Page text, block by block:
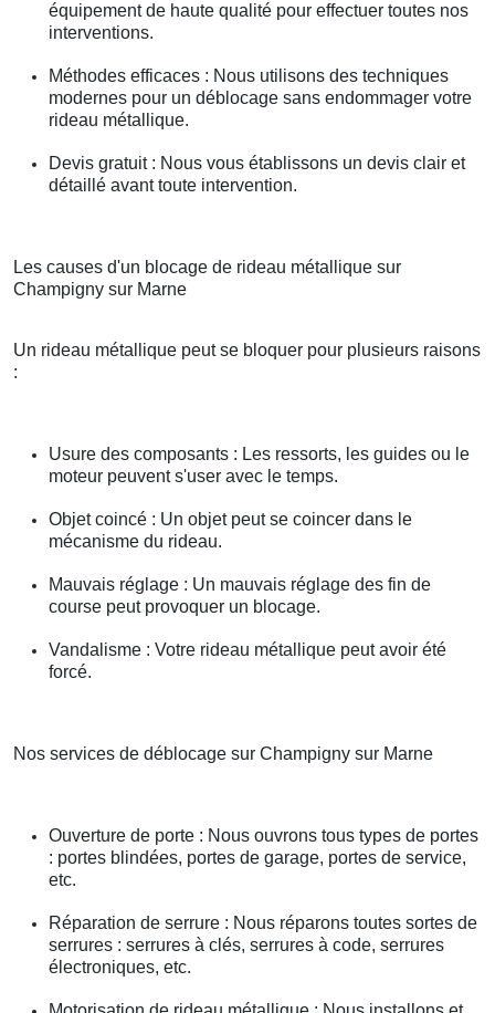
équipement de haute qualité pour effectuer toutes nos
interventions.
Méthodes efficaces : Nous utilisons des techniques
modernes pour un déblocage sans endommager votre
rideau métallique.
Devis gratuit : Nous vous établissons un devis clair et
détaillé avant toute intervention.
Les causes d'un blocage de rideau métallique sur
Champigny sur Marne
Un rideau métallique peut se bloquer pour plusieurs raisons
:
Usure des composants : Les ressorts, les guides ou le
moteur peuvent s'user avec le temps.
Objet coincé : Un objet peut se coincer dans le
mécanisme du rideau.
Mauvais réglage : Un mauvais réglage des fin de
course peut provoquer un blocage.
Vandalisme : Votre rideau métallique peut avoir été
forcé.
Nos services de déblocage sur Champigny sur Marne
Ouverture de porte : Nous ouvrons tous types de portes
: portes blindées, portes de garage, portes de service,
etc.
Réparation de serrure : Nous réparons toutes sortes de
serrures : serrures à clés, serrures à code, serrures
électroniques, etc.